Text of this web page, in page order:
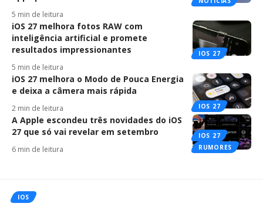
5 min de leitura
IOS 27
iOS 27 melhora fotos RAW com
inteligência artificial e promete
resultados impressionantes
5 min de leitura
IOS 27
iOS 27 melhora o Modo de Pouca Energia
e deixa a câmera mais rápida
2 min de leitura
IOS 27
RUMORES
A Apple escondeu três novidades do iOS
27 que só vai revelar em setembro
6 min de leitura
IOS